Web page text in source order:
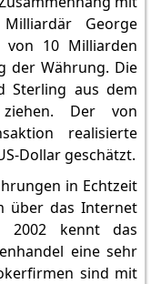
George
von 10 Milliarden
der Währung. Die
Sterling aus dem
ziehen. Der von
realisierte
Dollar geschätzt.
in Echtzeit
über das Internet
2002 kennt das
eine sehr
sind mit